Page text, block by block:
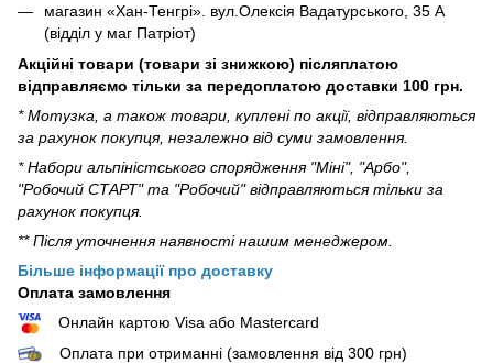
магазин «Хан-Тенгрі». вул.Олексія Вадатурського, 35 А
(відділ у маг Патріот)
Акційні товари (товари зі знижкою) післяплатою
відправляємо тільки за передоплатою доставки 100 грн.
* Мотузка, а також товари, куплені по акції, відправляються
за рахунок покупця, незалежно від суми замовлення.
* Набори альпіністського спорядження "Міні", "Арбо",
"Робочий СТАРТ" та "Робочий" відправляються тільки за
рахунок покупця.
** Після уточнення наявності нашим менеджером.
Більше інформації про доставку
Оплата замовлення
Онлайн картою Visa або Mastercard
Оплата при отриманні (замовлення від 300 грн)